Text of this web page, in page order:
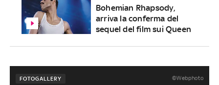
Bohemian Rhapsody,
arriva la conferma del
sequel del film sui Queen
FOTOGALLERY ©Webphoto